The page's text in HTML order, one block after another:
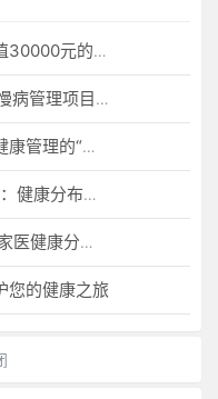
系统一套（含硬件）
低投入，高回报，长收益
疗级守护者”
健康小屋，社区服务中心等等
，药店，健康小屋都需要
您的健康之旅